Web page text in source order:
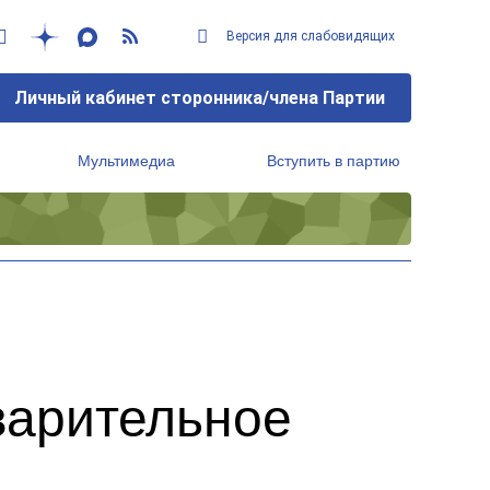
Версия для слабовидящих
Личный кабинет сторонника/члена Партии
Мультимедиа Вступить в партию